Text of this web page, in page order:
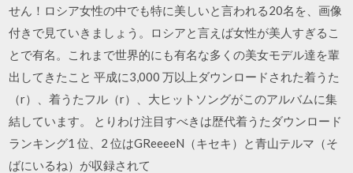
せん！ロシア女性の中でも特に美しいと言われる20名を、画像
付きで見ていきましょう。ロシアと言えば女性が美人すぎるこ
とで有名。これまで世界的にも有名な多くの美女モデル達を輩
出してきたこと 平成に3,000 万以上ダウンロードされた着うた
（r）、着うたフル（r）、大ヒットソングがこのアルバムに集
結しています。 とりわけ注目すべきは歴代着うたダウンロード
ランキング1 位、2 位はGReeeeN（キセキ）と青山テルマ（そ
ばにいるね）が収録されて